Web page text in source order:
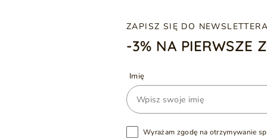
ZAPISZ SIĘ DO NEWSLETTERA
-3% NA PIERWSZE
Imię
Wyrażam zgodę na otrzymywanie